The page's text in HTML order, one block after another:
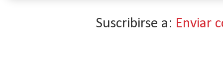
Suscribirse a: Enviar